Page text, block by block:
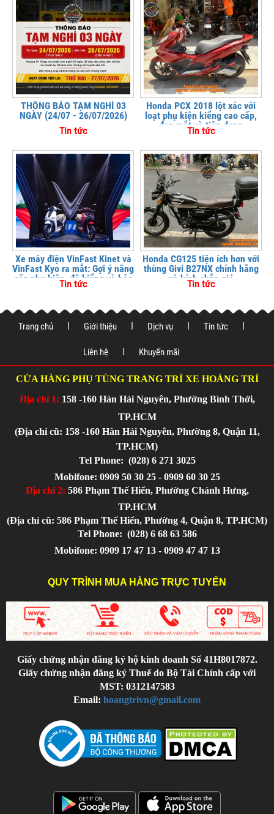
THÔNG BÁO TẠM NGHỈ 03
NGÀY (24/07 - 26/07/2026)
Tin tức
Honda PCX 2018 lột xác với
loạt phụ kiện kiểng cao cấp,
đẹp mắt và tiện dụng
Tin tức
Xe máy điện VinFast Kinet và
VinFast Kyo ra mắt: Gợi ý nâng
cấp phụ kiện, độ kiểng và bảo
vệ xe tại
Tin tức
Honda CG125 tiện ích hơn với
thùng Givi B27NX chính hãng
và kính chắn gió
Tin tức
Trang chủ Giới thiệu Dịch vụ Tin tức
Liên hệ Khuyến mãi
CỬA HÀNG PHỤ TÙNG TRANG TRÍ XE HOÀNG TRÍ
Địa chỉ 1: 158 -160 Hàn Hải Nguyên, Phường Bình Thới,
TP.HCM
(Địa chỉ cũ: 158 -160 Hàn Hải Nguyên, Phường 8, Quận 11,
TP.HCM)
Tel Phone: (028) 6 271 3025
Mobifone: 0909 50 30 25 - 0909 60 30 25
Địa chỉ 2: 586 Phạm Thế Hiển, Phường Chánh Hưng,
TP.HCM
(Địa chỉ cũ: 586 Phạm Thế Hiển, Phường 4, Quận 8, TP.HCM)
Tel Phone: (028) 6 68 63 586
Mobifone: 0909 17 47 13 - 0909 47 47 13
QUY TRÌNH MUA HÀNG TRỰC TUYẾN
Giấy chứng nhận đăng ký hộ kinh doanh Số 41H8017872.
Giấy chứng nhận đăng ký Thuế do Bộ Tài Chính cấp với
MST: 0312147583
Email: hoangtrivn@gmail.com